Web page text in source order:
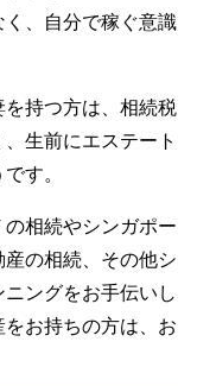
、自分で稼ぐ意識
を持つ方は、相続税
生前にエステート
す。
相続やシンガポー
の相続、その他シ
ングをお手伝いし
お持ちの方は、お